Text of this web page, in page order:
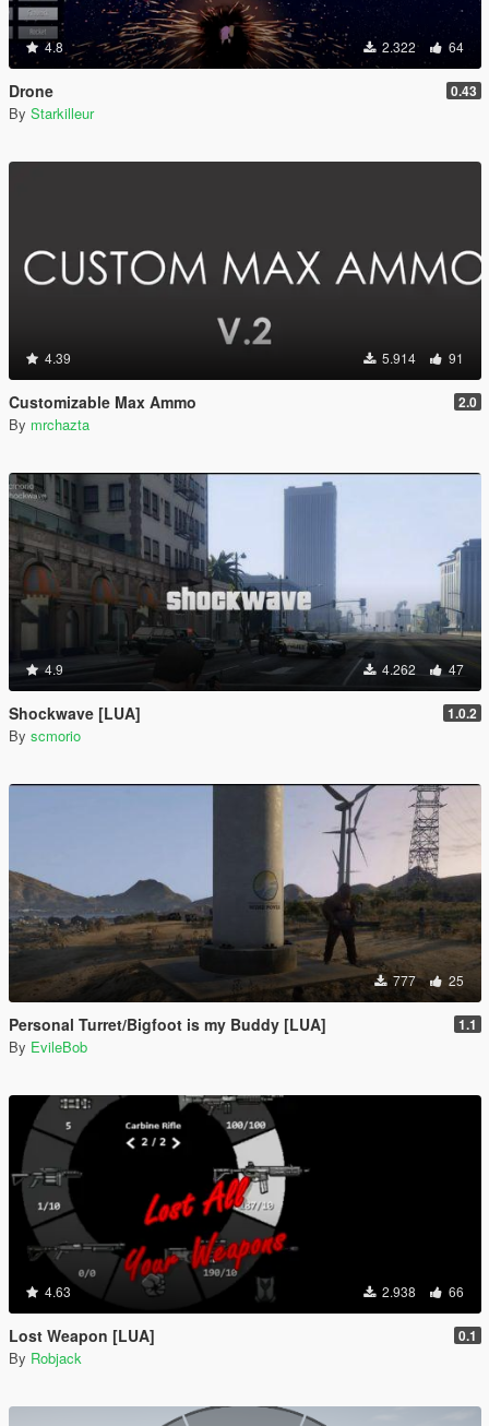
4.8 2.322 64
Drone 0.43
By Starkilleur
4.39 5.914 91
Customizable Max Ammo 2.0
By mrchazta
4.9 4.262 47
Shockwave [LUA] 1.0.2
By scmorio
777 25
Personal Turret/Bigfoot is my Buddy [LUA] 1.1
By EvileBob
4.63 2.938 66
Lost Weapon [LUA] 0.1
By Robjack